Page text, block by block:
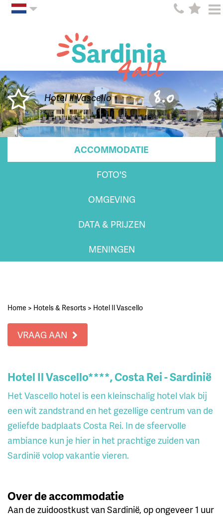
Hotel Il Vascello 8.0
ACCOMMODATIE
FOTO'S
OMGEVING
DATA & PRIJZEN
MENINGEN
Home > Hotels & Resorts > Hotel Il Vascello
VRAAG AAN
Hotel Il Vascello****, Costa Rei - Sardinië
Het Vascello hotel is een kleinschalig hotel vlak bij
een wit zandstrand en het gezellige centrum van de
geliefde badplaats Costa Rei. In de sfeervolle
ambiance kun je hier in het prachtige zuiden van
Sardinië volop vakantie vieren.
Over de accommodatie
Aan de zuidoostkust van Sardinië, op ongeveer 1 uur